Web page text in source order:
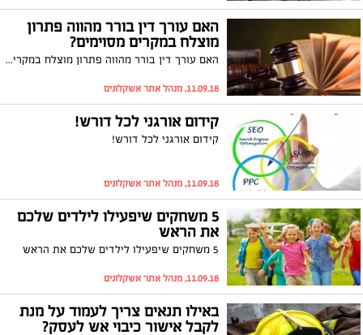
האם עורך דין בורר מהווה פתרון
מוצלח במקרים מסוימים?
האם עורך דין בורר מהווה פתרון מוצלח במקרים מסוימים?
11.09.18, מנהל אתר אשקלונים
קידום אורגני לכל דורש!
קידום אורגני לכל דורש!
11.09.18, מנהל אתר אשקלונים
5 משחקים שיפעילו לילדים שלכם
את הראש
5 משחקים שיפעילו לילדים שלכם את הראש
11.09.18, מנהל אתר אשקלונים
באילו תנאים צריך לעמוד על מנת
לקבל אישור כיבוי אש לעסק?